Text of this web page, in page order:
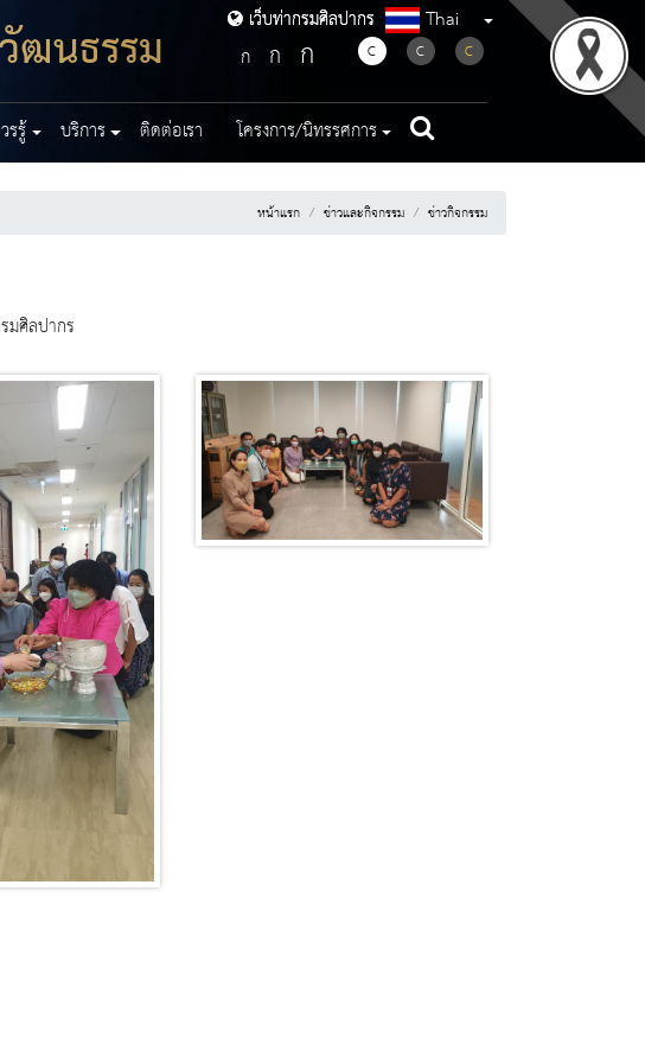
เว็บท่ากรมศิลปากร
ฒนธรรม เว็บท่ากรมศิลปากร Thai
ก ก ก C C C
รรู้ บริการ ติดต่อเรา โครงการ/นิทรรศการ
หน้าแรก ข่าวและกิจกรรม ข่าวกิจกรรม
มศิลปากร